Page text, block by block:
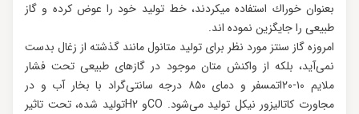
بعنوان خوراك استفاده میکردند، خط تولید خود را عوض کرده و گاز
طبیعی را جایگزین نموده اند.
امروزه گاز سنتز مورد نظر برای تولید متانول مانند گذشته از زغال بدست
نمی‌آید، بلكه از واکنش متان موجود در گازهای طبیعی تحت فشار
ملایم ۱۰-۲۰اتمسفر و دمای ۸۵۰ درجه سانتی‌گراد با بخار آب و در
مجاورت کاتالیزور نیكل تولید می‌شود. COو H2تولید شده، تحت تاثیر